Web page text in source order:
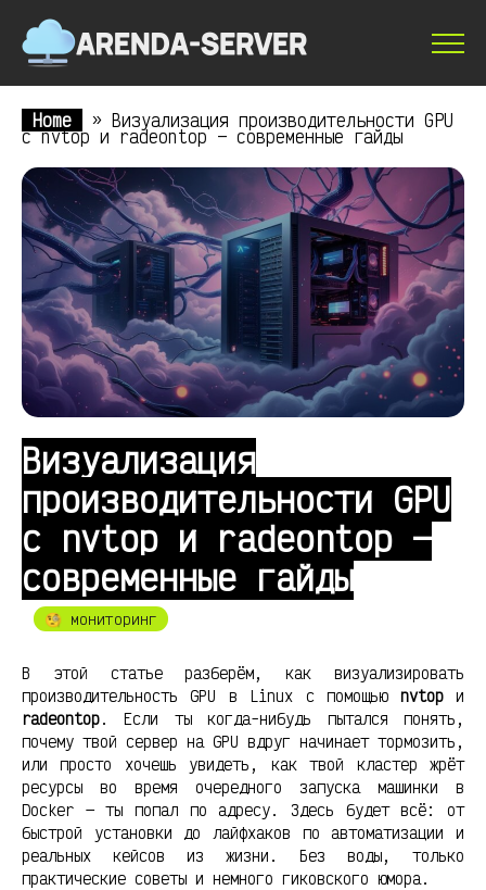
Home » Визуализация производительности GPU
с nvtop и radeontop — современные гайды
Визуализация
производительности GPU
с nvtop и radeontop —
современные гайды
🧐 мониторинг
В этой статье разберём, как визуализировать
производительность GPU в Linux с помощью nvtopи
radeontop. Если ты когда-нибудь пытался понять,
почему твой сервер на GPU вдруг начинает тормозить,
или просто хочешь увидеть, как твой кластер жрёт
ресурсы во время очередного запуска машинки в
Docker — ты попал по адресу. Здесь будет всё: от
быстрой установки до лайфхаков по автоматизации и
реальных кейсов из жизни. Без воды, только
практические советы и немного гиковского юмора.